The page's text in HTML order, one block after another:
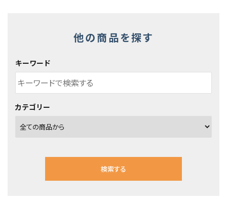
他の商品を探す
キーワード
カテゴリー
検索する